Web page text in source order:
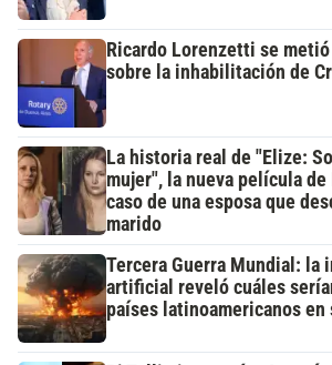
Ricardo Lorenzetti se
sobre la inhabilitación de
La historia real de "Elize:
mujer", la nueva película de
caso de una esposa que
marido
Tercera Guerra Mundial: la
artificial reveló cuáles
países latinoamericanos